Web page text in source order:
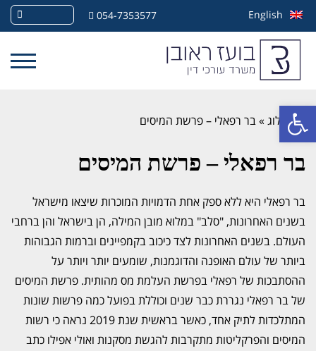
English
054-7353577
» בלוג»בר רפאלי – פרשת המיסים
בר רפאלי – פרשת המיסים
בר רפאלי היא ללא ספק אחת הדמויות המוכרות שיצאו מישראל
בשנים האחרונות, "סלב" במלוא מובן המילה, הן בישראל והן ברחבי
העולם. בשנים האחרונות לצד כיכוב בקמפיינים וברמות הגבוהות
ביותר של עולם האופנה והדוגמנות, שומעים יותר ויותר על
ההסתבכות של רפאלי בפרשת העלמת מס מהותית. פרשת המיסים
של בר רפאלי נגררת כבר שנים וכוללת בפועל כמה פרשות שונות
המתלכדות לתיק אחד, כאשר בראשית שנת 2019 נראה כי רשות
המיסים והפרקליטות מתקרבות להגשת מסקנות ואולי אפילו כתב
פתח סרגל נגישות